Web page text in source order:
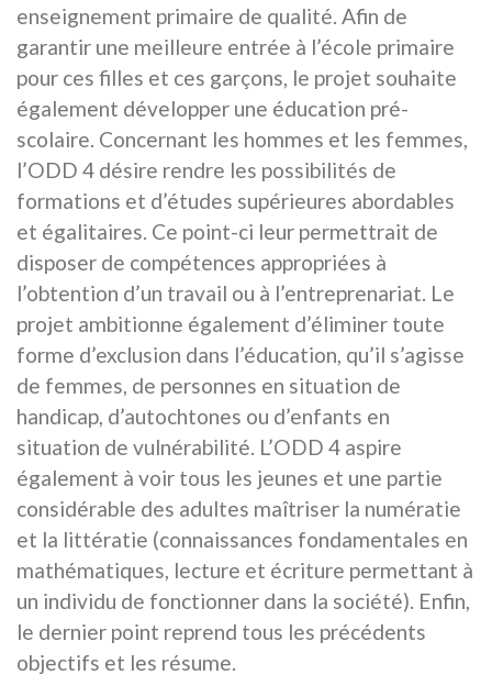
enseignement primaire de qualité. Afin de
garantir une meilleure entrée à l’école primaire
pour ces filles et ces garçons, le projet souhaite
également développer une éducation pré-
scolaire. Concernant les hommes et les femmes,
l’ODD 4 désire rendre les possibilités de
formations et d’études supérieures abordables
et égalitaires. Ce point-ci leur permettrait de
disposer de compétences appropriées à
l’obtention d’un travail ou à l’entreprenariat. Le
projet ambitionne également d’éliminer toute
forme d’exclusion dans l’éducation, qu’il s’agisse
de femmes, de personnes en situation de
handicap, d’autochtones ou d’enfants en
situation de vulnérabilité. L’ODD 4 aspire
également à voir tous les jeunes et une partie
considérable des adultes maîtriser la numératie
et la littératie (connaissances fondamentales en
mathématiques, lecture et écriture permettant à
un individu de fonctionner dans la société). Enfin,
le dernier point reprend tous les précédents
objectifs et les résume.